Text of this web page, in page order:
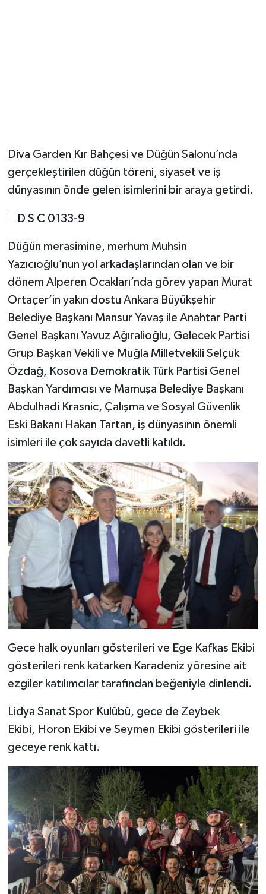
Diva Garden Kır Bahçesi ve Düğün Salonu’nda
gerçekleştirilen düğün töreni, siyaset ve iş
dünyasının önde gelen isimlerini bir araya getirdi.
Düğün merasimine, merhum Muhsin
Yazıcıoğlu’nun yol arkadaşlarından olan ve bir
dönem Alperen Ocakları’nda görev yapan Murat
Ortaçer’in yakın dostu Ankara Büyükşehir
Belediye Başkanı Mansur Yavaş ile Anahtar Parti
Genel Başkanı Yavuz Ağıralioğlu, Gelecek Partisi
Grup Başkan Vekili ve Muğla Milletvekili Selçuk
Özdağ, Kosova Demokratik Türk Partisi Genel
Başkan Yardımcısı ve Mamuşa Belediye Başkanı
Abdulhadi Krasnic, Çalışma ve Sosyal Güvenlik
Eski Bakanı Hakan Tartan, iş dünyasının önemli
isimleri ile çok sayıda davetli katıldı.
Gece halk oyunları gösterileri ve Ege Kafkas Ekibi
gösterileri renk katarken Karadeniz yöresine ait
ezgiler katılımcılar tarafından beğeniyle dinlendi.
Lidya Sanat Spor Kulübü, gece de Zeybek
Ekibi, Horon Ekibi ve Seymen Ekibi gösterileri ile
geceye renk kattı.